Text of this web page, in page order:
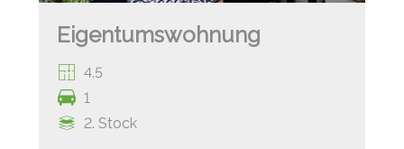
Eigentumswohnung
4.5
1
2. Stock